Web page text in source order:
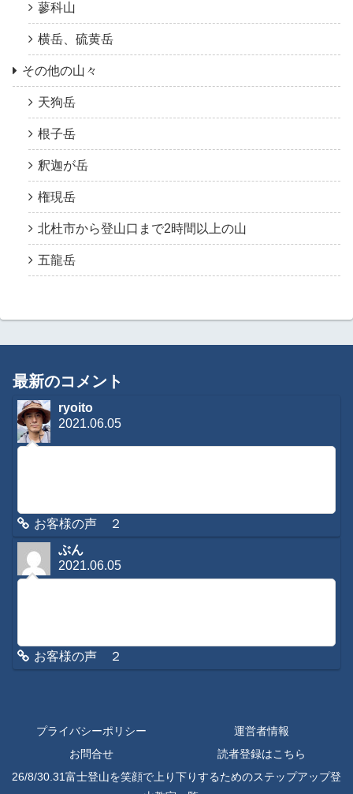
蓼科山
横岳、硫黄岳
その他の山々
天狗岳
根子岳
釈迦が岳
権現岳
北杜市から登山口まで2時間以上の山
五龍岳
最新のコメント
ryoito
2021.06.05
お客様の声 ２
ぶん
2021.06.05
お客様の声 ２
プライバシーポリシー
運営者情報
お問合せ
読者登録はこちら
26/8/30.31富士登山を笑顔で上り下りするためのステップアップ登